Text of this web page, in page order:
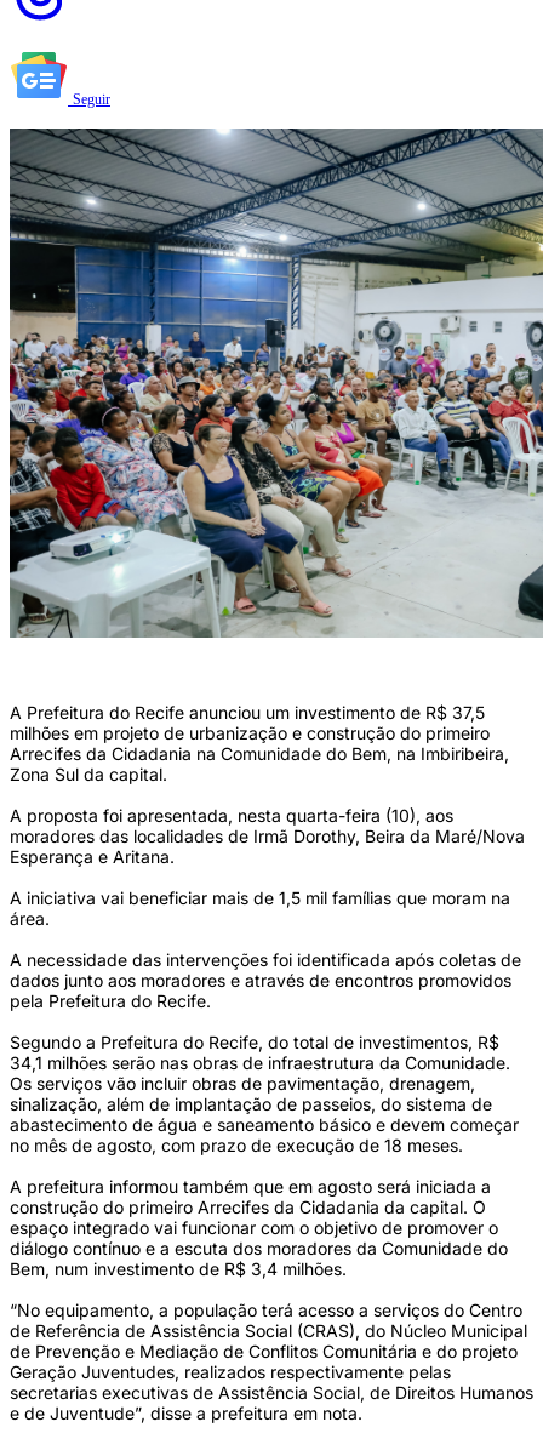
Seguir
A Prefeitura do Recife anunciou um investimento de R$ 37,5
milhões em projeto de urbanização e construção do primeiro
Arrecifes da Cidadania na Comunidade do Bem, na Imbiribeira,
Zona Sul da capital.
A proposta foi apresentada, nesta quarta-feira (10), aos
moradores das localidades de Irmã Dorothy, Beira da Maré/Nova
Esperança e Aritana.
A iniciativa vai beneficiar mais de 1,5 mil famílias que moram na
área.
A necessidade das intervenções foi identificada após coletas de
dados junto aos moradores e através de encontros promovidos
pela Prefeitura do Recife.
Segundo a Prefeitura do Recife, do total de investimentos, R$
34,1 milhões serão nas obras de infraestrutura da Comunidade.
Os serviços vão incluir obras de pavimentação, drenagem,
sinalização, além de implantação de passeios, do sistema de
abastecimento de água e saneamento básico e devem começar
no mês de agosto, com prazo de execução de 18 meses.
A prefeitura informou também que em agosto será iniciada a
construção do primeiro Arrecifes da Cidadania da capital. O
espaço integrado vai funcionar com o objetivo de promover o
diálogo contínuo e a escuta dos moradores da Comunidade do
Bem, num investimento de R$ 3,4 milhões.
“No equipamento, a população terá acesso a serviços do Centro
de Referência de Assistência Social (CRAS), do Núcleo Municipal
de Prevenção e Mediação de Conflitos Comunitária e do projeto
Geração Juventudes, realizados respectivamente pelas
secretarias executivas de Assistência Social, de Direitos Humanos
e de Juventude”, disse a prefeitura em nota.